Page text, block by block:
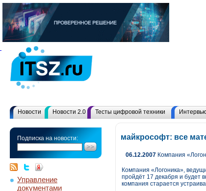
Новости Новости 2.0 Тесты цифровой техники
Подписка на новости:
Управление
документами
майкрософт: все
06.12.2007 Компания
Компания «Логоника»,
пройдёт 17 декабря и будет
компания старается